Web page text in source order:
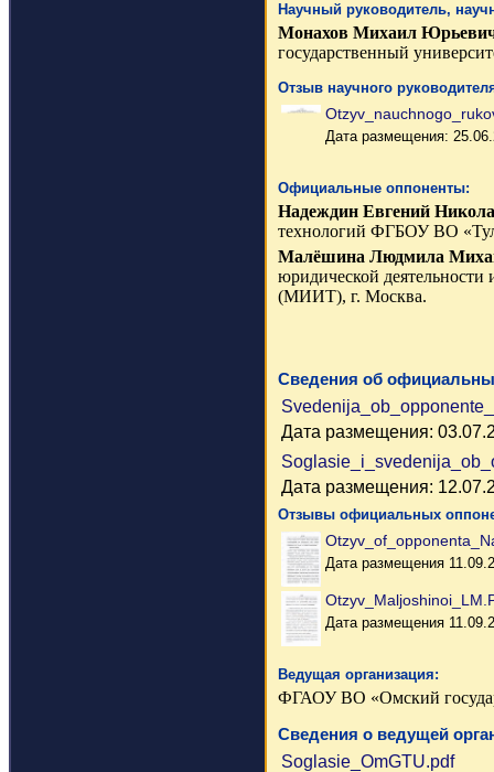
Научный руководитель,
Монахов Михаил
государственный
Отзыв научного
Дата размещения:
Официальные оппоненты:
Надеждин Евгений
технологий ФГБОУ ВО
Малёшина Людмила
юридической
(МИИТ), г. Москва.
Сведения об
Дата размещения:
Дата размещения:
Отзывы официальных
Дата размещения
Дата размещения
Ведущая организация:
ФГАОУ ВО «Омский
Сведения о ведущей
Soglasie_OmGTU.pdf